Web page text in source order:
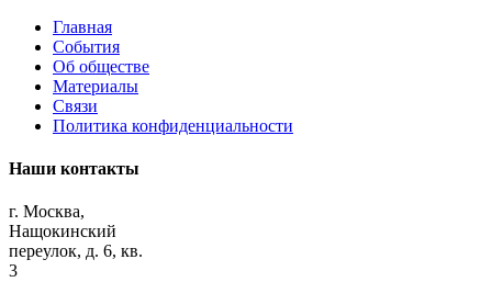
Главная
События
Об обществе
Материалы
Связи
Политика конфиденциальности
Наши контакты
г. Москва,
Нащокинский
переулок, д. 6, кв.
3